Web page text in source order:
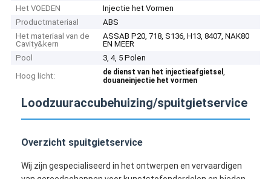
Het VOEDEN
Injectie het Vormen
Productmateriaal
ABS
Het materiaal van de
Cavity&kern
ASSAB P20, 718, S136, H13, 8407, NAK80
EN MEER
Pool
3, 4, 5 Polen
Hoog licht:
de dienst van het injectieafgietsel,
douaneinjectie het vormen
Loodzuuraccubehuizing/spuitgietservice
Overzicht spuitgietservice
Wij zijn gespecialiseerd in het ontwerpen en vervaardigen